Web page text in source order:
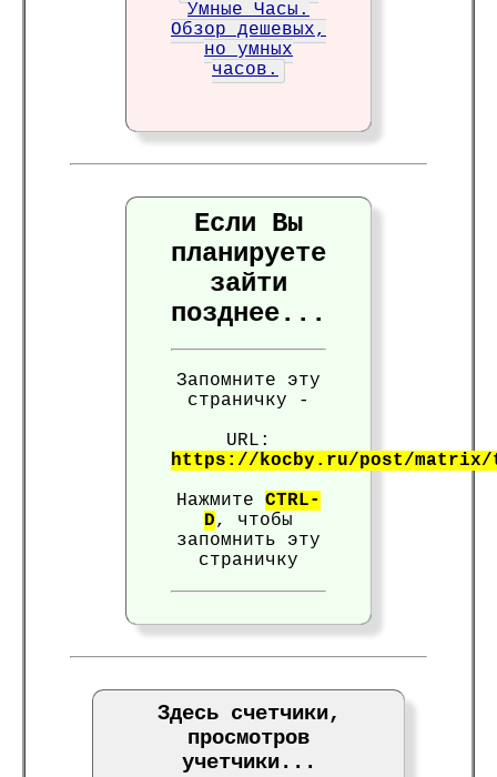
Умные Часы.
Обзор дешевых,
но умных
часов.
Если Вы
планируете
зайти
позднее...
Запомните эту
страничку -
URL:
https://kocby.ru/post/matrix/
Нажмите CTRL-
D, чтобы
запомнить эту
страничку
Здесь счетчики,
просмотров
учетчики...